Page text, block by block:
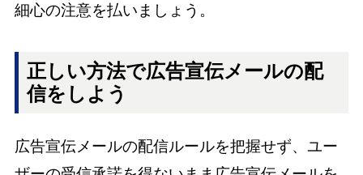
細心の注意を払いましょう。
正しい方法で広告宣伝メールの配
信をしよう
広告宣伝メールの配信ルールを把握せず、ユー